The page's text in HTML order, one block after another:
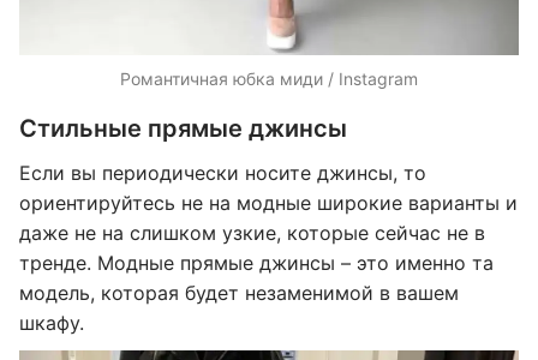
Романтичная юбка миди / Instagram
Стильные прямые джинсы
Если вы периодически носите джинсы, то
ориентируйтесь не на модные широкие варианты и
даже не на слишком узкие, которые сейчас не в
тренде. Модные прямые джинсы – это именно та
модель, которая будет незаменимой в вашем
шкафу.